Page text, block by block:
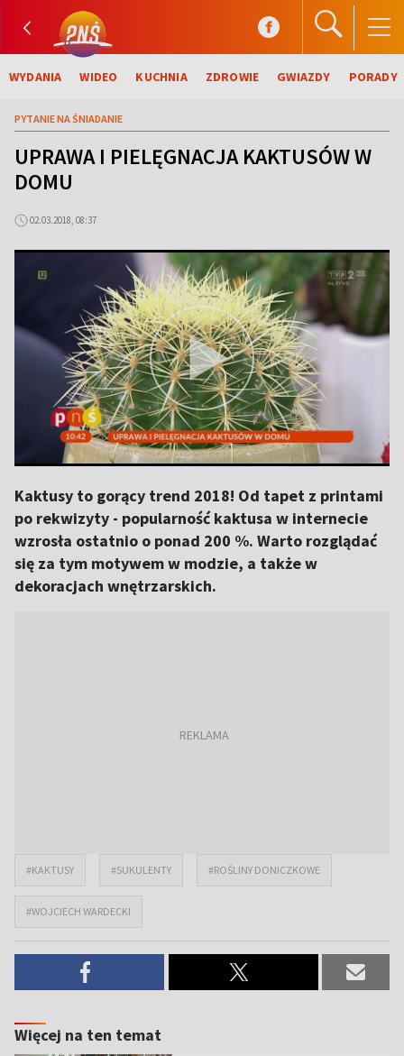
WYDANIA WIDEO KUCHNIA ZDROWIE GWIAZDY PORADY
PYTANIE NA ŚNIADANIE
UPRAWA I PIELĘGNACJA KAKTUSÓW W
DOMU
02.03.2018, 08:37
Kaktusy to gorący trend 2018! Od tapet z printami
po rekwizyty - popularność kaktusa w internecie
wzrosła ostatnio o ponad 200 %. Warto rozglądać
się za tym motywem w modzie, a także w
dekoracjach wnętrzarskich.
#KAKTUSY #SUKULENTY #ROŚLINY DONICZKOWE
#WOJCIECH WARDECKI
Więcej na ten temat